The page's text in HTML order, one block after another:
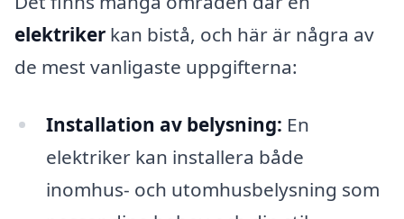
elektriker kan bistå, och här är några av
de mest vanligaste uppgifterna:
Installation av belysning: En
elektriker kan installera både
inomhus- och utomhusbelysning som